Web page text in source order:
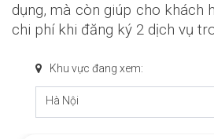
dụng, mà còn giúp cho khách
chi phí khi đăng ký 2 dịch vụ
Khu vực đang xem:
Hà Nội